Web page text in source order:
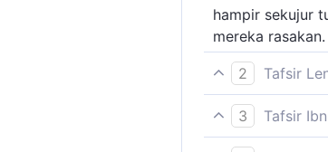
hampir sekujur
mereka rasakan.
2
Tafsir
Dalam ayat ini,
di akhirat
3
Tafsir